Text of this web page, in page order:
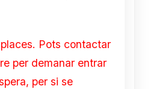
Pots contactar
per demanar entrar
per si se